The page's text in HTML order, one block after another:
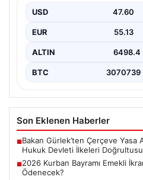
milyon emekli vatandaşın gözü
ikramiyesi…
USD 47.60
EUR 55.13
ALTIN 6498.4
BTC 3070739
Son Eklenen Haberler
■Bakan Gürlek’ten Çerçeve Yasa
Hukuk Devleti İlkeleri
■2026 Kurban Bayramı Emekli
Ödenecek?